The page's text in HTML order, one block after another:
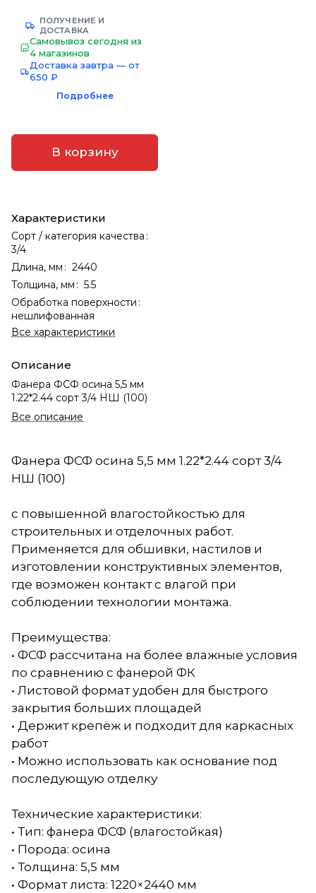
ПОЛУЧЕНИЕ И
ДОСТАВКА
Самовывоз сегодня из
4 магазинов
Доставка завтра — от
650 ₽
Подробнее
В корзину
Характеристики
Сорт / категория качества :
3/4
Длина, мм : 2440
Толщина, мм : 5.5
Обработка поверхности :
нешлифованная
Все характеристики
Описание
Фанера ФСФ осина 5,5 мм
1.22*2.44 сорт 3/4 НШ (100)
Все описание
Фанера ФСФ осина 5,5 мм 1.22*2.44 сорт 3/4
НШ (100)
с повышенной влагостойкостью для
строительных и отделочных работ.
Применяется для обшивки, настилов и
изготовлении конструктивных элементов,
где возможен контакт с влагой при
соблюдении технологии монтажа.
Преимущества:
• ФСФ рассчитана на более влажные условия
по сравнению с фанерой ФК
• Листовой формат удобен для быстрого
закрытия больших площадей
• Держит крепёж и подходит для каркасных
работ
• Можно использовать как основание под
последующую отделку
Технические характеристики:
• Тип: фанера ФСФ (влагостойкая)
• Порода: осина
• Толщина: 5,5 мм
• Формат листа: 1220×2440 мм